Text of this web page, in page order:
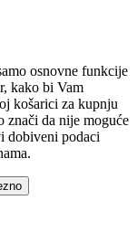
osnovne funkcije
kako bi Vam
košarici za kupnju
znači da nije moguće
dobiveni podaci